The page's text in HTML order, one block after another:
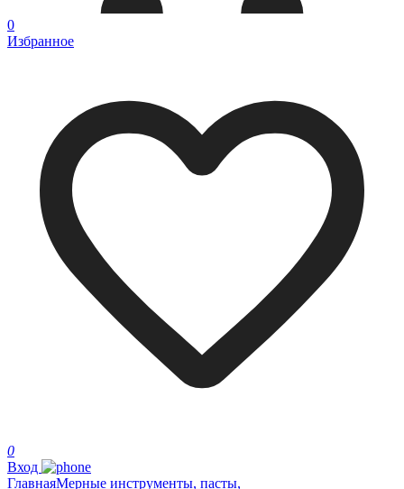
0
Избранное
0
Вход
ГлавнаяМерные инструменты, пасты,